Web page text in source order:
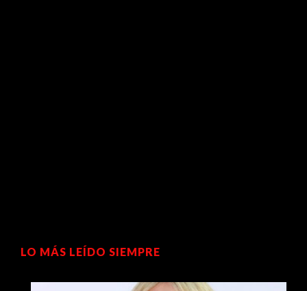
LO MÁS LEÍDO SIEMPRE